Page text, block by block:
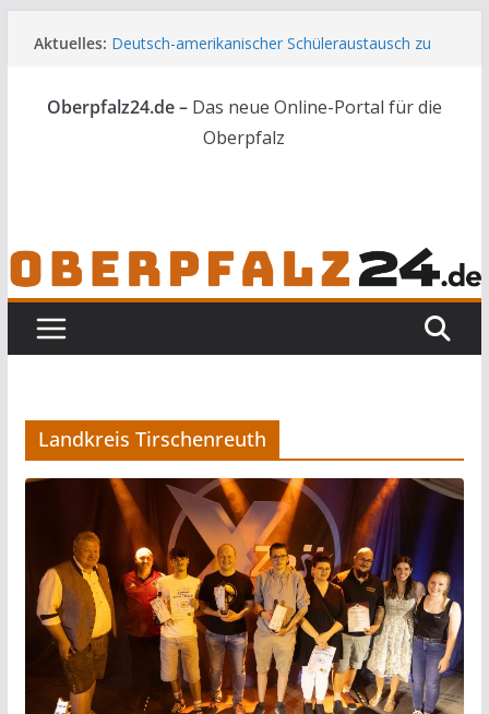
Inhalt
Aktuelles: Deutsch-amerikanischer Schüleraustausch zu
Unbekannte versuchen in Gebäude in Reuth
einzubrechen
Audi prallt gegen Brückengeländer in Weiden
Oberpfalz24.de – Das neue Online-Portal für die
Oberpfalz
Landkreis Tirschenreuth